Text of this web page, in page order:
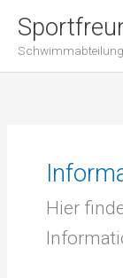
Inhalt
springen
Schwimmabteilung
Hier